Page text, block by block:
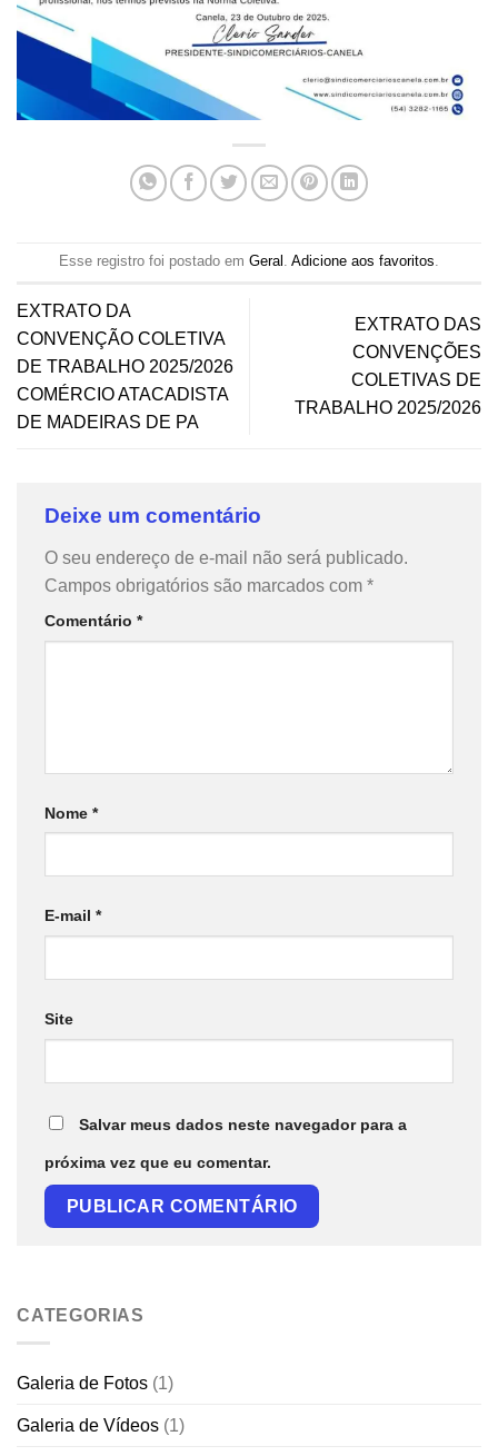
Esse registro foi postado em Geral . Adicione aos favoritos.
EXTRATO DA
CONVENÇÃO COLETIVA
DE TRABALHO 2025/2026
COMÉRCIO ATACADISTA
DE MADEIRAS DE PA
EXTRATO DAS
CONVENÇÕES
COLETIVAS DE
TRABALHO 2025/2026
Deixe um comentário
O seu endereço de e-mail não será publicado.
Campos obrigatórios são marcados com *
Comentário *
Nome *
E-mail *
Site
Salvar meus dados neste navegador para a
próxima vez que eu comentar.
CATEGORIAS
Galeria de Fotos (1)
Galeria de Vídeos (1)